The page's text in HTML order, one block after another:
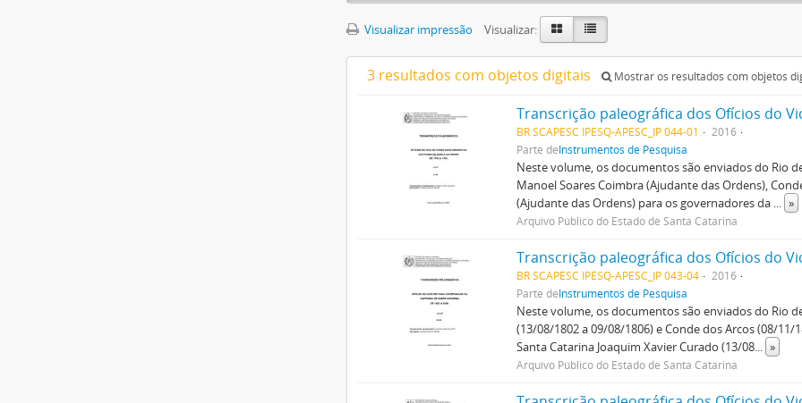
Visualizar impressão Visualizar:
3 resultados com objetos digitais Mostrar os resultados com objetos
BR SCAPESC IPESQ-APESC_IP 044-01
2016
Parte deInstrumentos de Pesquisa
Neste volume, os documentos são enviados do Rio
Manoel Soares Coimbra (Ajudante das Ordens),
(Ajudante das Ordens) para os governadores da ... »
Arquivo Público do Estado de Santa Catarina
BR SCAPESC IPESQ-APESC_IP 043-04
2016
Parte deInstrumentos de Pesquisa
Neste volume, os documentos são enviados do Rio
(13/08/1802 a 09/08/1806) e Conde dos Arcos (08/
Santa Catarina Joaquim Xavier Curado (13/08... »
Arquivo Público do Estado de Santa Catarina